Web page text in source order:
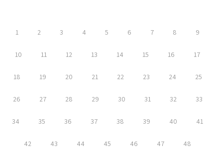
1 2 3 4 5 6 7 8 9
10 11 12 13 14 15 16 17
18 19 20 21 22 23 24 25
26 27 28 29 30 31 32 33
34 35 36 37 38 39 40 41
42 43 44 45 46 47 48